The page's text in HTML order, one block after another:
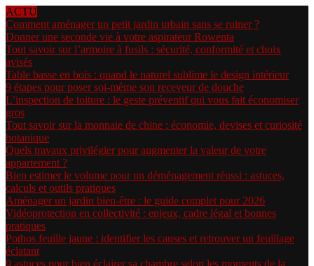
ACTU
Comment aménager un petit jardin urbain sans se ruiner ?
Donner une seconde vie à votre aspirateur Rowenta
Tout savoir sur l’armoire à fusils : sécurité, conformité et choix
avisés
Table basse en bois : quand le naturel sublime le design intérieur
9 étapes pour poser soi-même son receveur de douche
L’inspection de toiture : le geste préventif qui vous fait économiser
gros
Tout savoir sur la monnaie de chine : économie, devises et curiosité
botanique
Quels travaux privilégier pour augmenter la valeur de votre
appartement ?
Bien estimer le volume pour un déménagement réussi : astuces,
calculs et outils pratiques
Aménager un jardin bien-être : le guide complet pour 2026
Vidéoprotection en collectivité : enjeux, cadre légal et bonnes
pratiques
Pothos feuille jaune : identifier les causes et retrouver un feuillage
éclatant
9 astuces pour bien éclairer sa chambre selon les moments de la